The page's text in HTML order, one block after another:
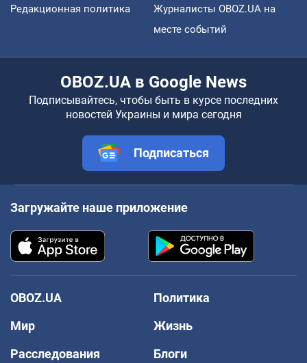
Редакционная политика
Журналисты OBOZ.UA на
месте событий
OBOZ.UA в Google News
Подписывайтесь, чтобы быть в курсе последних
новостей Украины и мира сегодня
Подписаться
Загружайте наше приложение
OBOZ.UA
Политика
Мир
Жизнь
Расследования
Блоги